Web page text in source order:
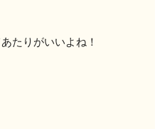
たりがいいよね！